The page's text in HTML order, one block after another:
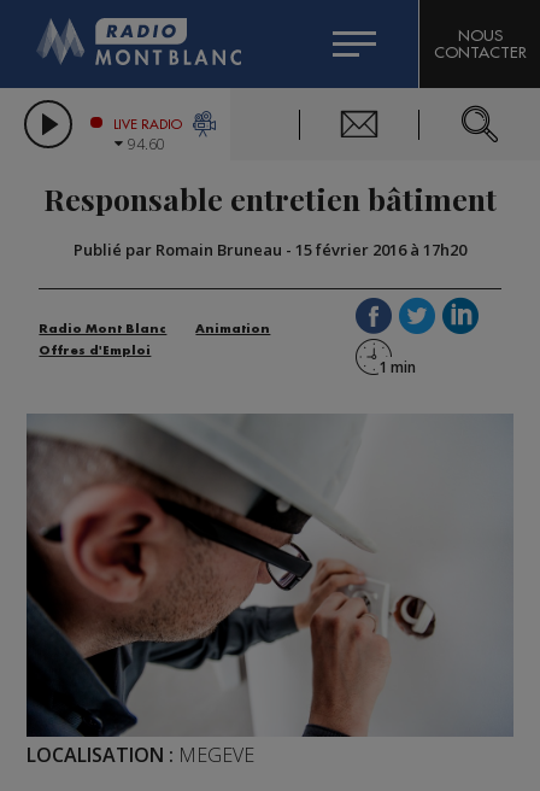
LES CHRONIQUES DE L'EXPERT
CITIZEN MACHINERY
GRAND MASSIF DOMAINES SKIABLES
BIGARD
COMPAGNIE DU MONT-BLANC
NOUS
CONTACTER
LIVE RADIO
94.60
Responsable entretien bâtiment
Publié par Romain Bruneau - 15 février 2016 à 17h20
Radio Mont Blanc
Animation
Offres d'Emploi
LOCALISATION : MEGEVE